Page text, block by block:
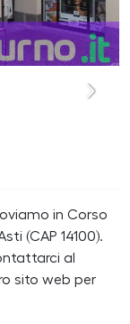
in Corso
(CAP 14100).
al
sito web per